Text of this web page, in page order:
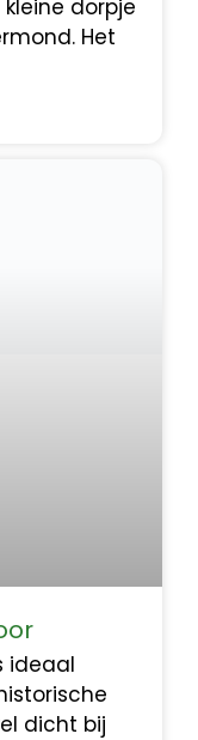
dorpje
Het
ideaal
dicht bij